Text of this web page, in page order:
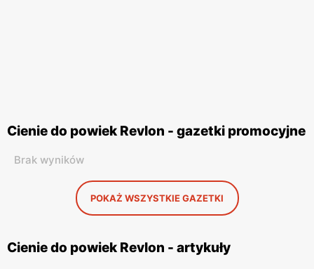
Cienie do powiek Revlon - gazetki promocyjne
Brak wyników
POKAŻ WSZYSTKIE GAZETKI
Cienie do powiek Revlon - artykuły